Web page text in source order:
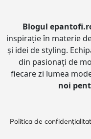
Blogul
inspirație în materie
și idei de styling.
din pasionați de
fiecare zi lumea
noi
Politica de